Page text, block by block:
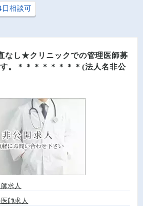
日相談可
なし★クリニックでの管理医師募
。＊＊＊＊＊＊＊＊(法人名非公
求人
師求人